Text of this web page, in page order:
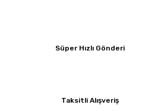
Süper Hızlı Gönderi
Taksitli Alışveriş